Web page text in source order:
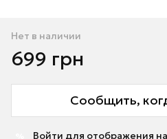
Нет в наличии
699 грн
Сообщить,
Войти для отображения